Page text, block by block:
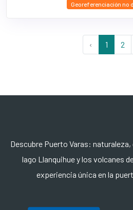
Georeferenciación no
‹ 1 2
Descubre Puerto Varas:
lago Llanquihue y los volcanes
experiencia única en la